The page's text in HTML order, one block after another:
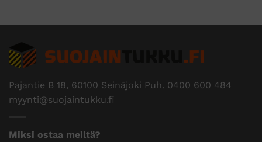
Pajantie B 18, 60100 Seinäjoki Puh. 0400 600 484
myynti@suojaintukku.fi
Miksi ostaa meiltä?